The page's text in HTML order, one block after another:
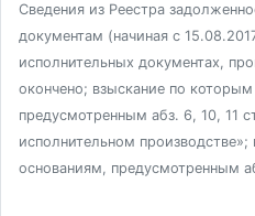
Сведения из Реестра
документам (начиная с
исполнительных документах,
окончено; взыскание по
предусмотренным абз. 6, 10, 11
исполнительном
основаниям, предусмотренным